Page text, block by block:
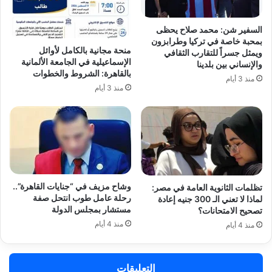
السفير شن: محمد صلاح يحظى
بمحبة خاصة في تركيا وطرابزون
ويمثل جسراً للتقارب الثقافي
والإنساني بين بلدينا
منذ 3 أيام
منحة مجانية بالكامل لأوائل
الإسماعيلية في الجامعة الألمانية
بالقاهرة: الشروط والخطوات
منذ 3 أيام
تظلمات الثانوية العامة في مصر:
لماذا لا تعني الـ 300 جنيه إعادة
تصحيح الامتحانات؟
منذ 4 أيام
وشاح مزيف في “جنايات القاهرة”..
رحلة عامل طوب انتحل صفة
مستشار بمجلس الدولة
منذ 4 أيام
التعليقات